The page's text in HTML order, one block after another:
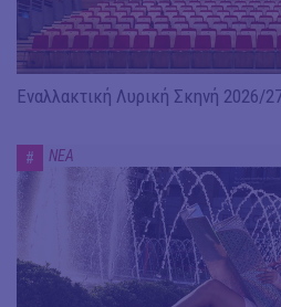
Εναλλακτική Λυρική Σκηνή 2026/
# ΝΕΑ